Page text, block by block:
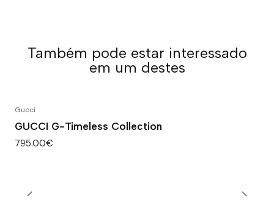
Também pode estar interessado
em um destes
Gucci
GUCCI G-Timeless Collection
795.00€